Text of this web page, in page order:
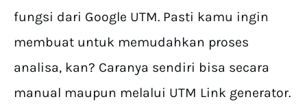
fungsi dari Google UTM. Pasti kamu ingin
membuat untuk memudahkan proses
analisa, kan? Caranya sendiri bisa secara
manual maupun melalui UTM Link generator.